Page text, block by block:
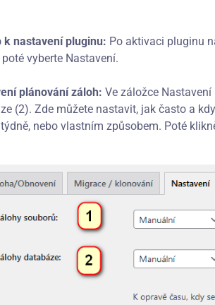
k nastavení pluginu: Po aktivaci pluginu
vyberte Nastavení.
plánování záloh: Ve záložce
(2). Zde můžete nastavit, jak často a
nebo vlastním způsobem. Poté